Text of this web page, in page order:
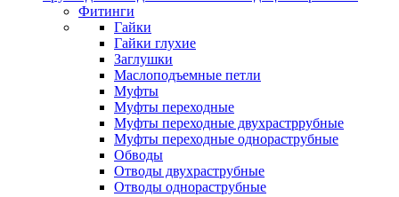
Фитинги
Гайки
Гайки глухие
Заглушки
Маслоподъемные петли
Муфты
Муфты переходные
Муфты переходные двухрастррубные
Муфты переходные однораструбные
Обводы
Отводы двухраструбные
Отводы однораструбные